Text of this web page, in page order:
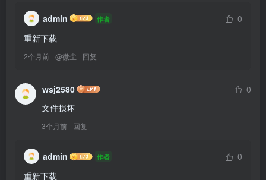
admin 作者
0
重新下载
2个月前 @微尘 回复
wsj2580
0
文件损坏
3个月前 回复
admin 作者
0
重新下载